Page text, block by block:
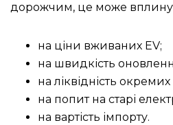
дорожчим, це може
на ціни вживаних EV;
на швидкість
на ліквідність
на попит на старі
на вартість імпорту.